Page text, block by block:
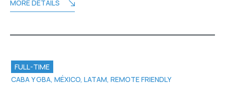
MORE DETAILS
FULL-TIME
CABA Y GBA, MÉXICO, LATAM, REMOTE FRIENDLY